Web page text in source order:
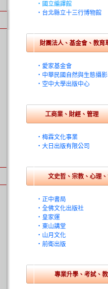
‧國立編譯館
‧台北縣立十三行博物館
財團法人、基金會、教育
‧愛家基金會
‧中華民國自然與生態攝
‧空中大學出版中心
工商業、財經、管理
‧梅霖文化事業
‧大日出版有限公司
文史哲、宗教、心理
‧正中書局
‧全佛文化出版社
‧皇家運
‧東山講堂
‧山月文化
‧前衛出版
專業升學、考試、